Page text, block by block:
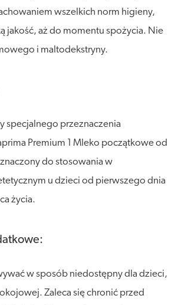
wszelkich norm higieny,
jakość, aż do momentu spożycia. Nie
i maltodekstryny.
specjalnego przeznaczenia
Premium 1 Mleko początkowe od
do stosowania w
u dzieci od pierwszego dnia
życia.
w sposób niedostępny dla dzieci,
Zaleca się chronić przed